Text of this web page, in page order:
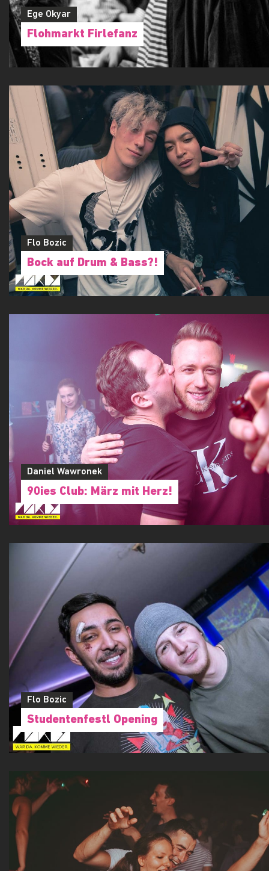
Ege Okyar
Flohmarkt Firlefanz
Flo Bozic
Bock auf Drum & Bass?!
Daniel Wawronek
90ies Club: März mit Herz!
Flo Bozic
Studentenfestl Opening